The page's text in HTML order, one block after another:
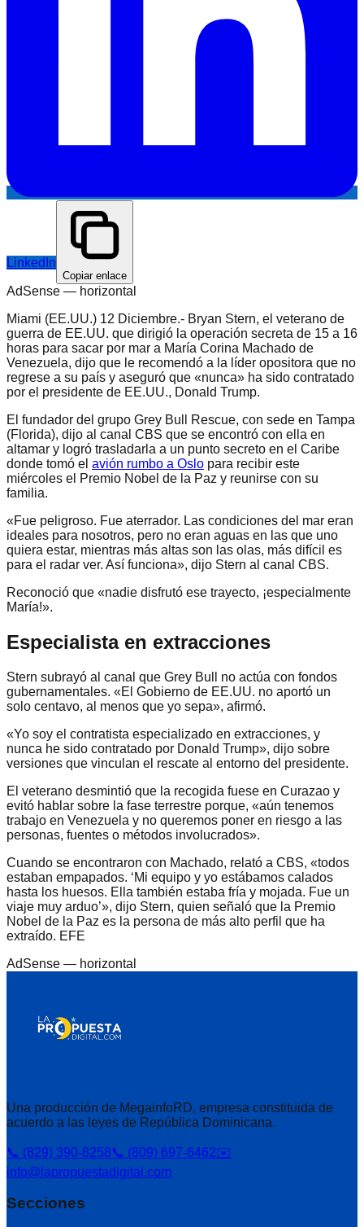
LinkedIn
Copiar enlace
AdSense — horizontal
Miami (EE.UU.) 12 Diciembre.- Bryan Stern, el veterano de
guerra de EE.UU. que dirigió la operación secreta de 15 a 16
horas para sacar por mar a María Corina Machado de
Venezuela, dijo que le recomendó a la líder opositora que no
regrese a su país y aseguró que «nunca» ha sido contratado
por el presidente de EE.UU., Donald Trump.
El fundador del grupo Grey Bull Rescue, con sede en Tampa
(Florida), dijo al canal CBS que se encontró con ella en
altamar y logró trasladarla a un punto secreto en el Caribe
donde tomó el avión rumbo a Oslo para recibir este
miércoles el Premio Nobel de la Paz y reunirse con su
familia.
«Fue peligroso. Fue aterrador. Las condiciones del mar eran
ideales para nosotros, pero no eran aguas en las que uno
quiera estar, mientras más altas son las olas, más difícil es
para el radar ver. Así funciona», dijo Stern al canal CBS.
Reconoció que «nadie disfrutó ese trayecto, ¡especialmente
María!».
Especialista en extracciones
Stern subrayó al canal que Grey Bull no actúa con fondos
gubernamentales. «El Gobierno de EE.UU. no aportó un
solo centavo, al menos que yo sepa», afirmó.
«Yo soy el contratista especializado en extracciones, y
nunca he sido contratado por Donald Trump», dijo sobre
versiones que vinculan el rescate al entorno del presidente.
El veterano desmintió que la recogida fuese en Curazao y
evitó hablar sobre la fase terrestre porque, «aún tenemos
trabajo en Venezuela y no queremos poner en riesgo a las
personas, fuentes o métodos involucrados».
Cuando se encontraron con Machado, relató a CBS, «todos
estaban empapados. ‘Mi equipo y yo estábamos calados
hasta los huesos. Ella también estaba fría y mojada. Fue un
viaje muy arduo’», dijo Stern, quien señaló que la Premio
Nobel de la Paz es la persona de más alto perfil que ha
extraído. EFE
AdSense — horizontal
Una producción de MegainfoRD, empresa constituida de
acuerdo a las leyes de República Dominicana.
📞 (829) 390-8258📞 (809) 697-6462✉️
info@lapropuestadigital.com
Secciones